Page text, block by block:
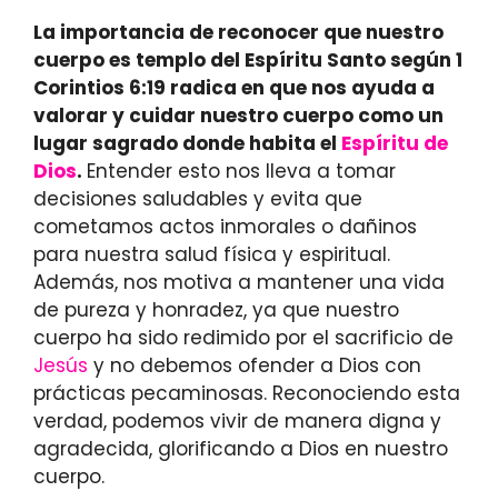
La importancia de reconocer que nuestro
cuerpo es templo del Espíritu Santo según 1
Corintios 6:19 radica en que nos ayuda a
valorar y cuidar nuestro cuerpo como un
lugar sagrado donde habita el Espíritu de
Dios. Entender esto nos lleva a tomar
decisiones saludables y evita que
cometamos actos inmorales o dañinos
para nuestra salud física y espiritual.
Además, nos motiva a mantener una vida
de pureza y honradez, ya que nuestro
cuerpo ha sido redimido por el sacrificio de
Jesús y no debemos ofender a Dios con
prácticas pecaminosas. Reconociendo esta
verdad, podemos vivir de manera digna y
agradecida, glorificando a Dios en nuestro
cuerpo.